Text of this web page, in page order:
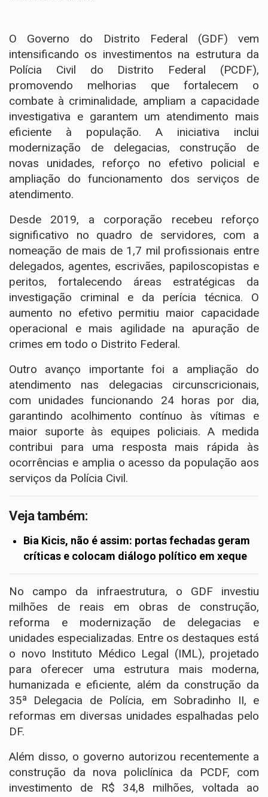
O Governo do Distrito Federal (GDF) vem
intensificando os investimentos na estrutura da
Polícia Civil do Distrito Federal (PCDF),
promovendo melhorias que fortalecem o
combate à criminalidade, ampliam a capacidade
investigativa e garantem um atendimento mais
eficiente à população. A iniciativa inclui
modernização de delegacias, construção de
novas unidades, reforço no efetivo policial e
ampliação do funcionamento dos serviços de
atendimento.
Desde 2019, a corporação recebeu reforço
significativo no quadro de servidores, com a
nomeação de mais de 1,7 mil profissionais entre
delegados, agentes, escrivães, papiloscopistas e
peritos, fortalecendo áreas estratégicas da
investigação criminal e da perícia técnica. O
aumento no efetivo permitiu maior capacidade
operacional e mais agilidade na apuração de
crimes em todo o Distrito Federal.
Outro avanço importante foi a ampliação do
atendimento nas delegacias circunscricionais,
com unidades funcionando 24 horas por dia,
garantindo acolhimento contínuo às vítimas e
maior suporte às equipes policiais. A medida
contribui para uma resposta mais rápida às
ocorrências e amplia o acesso da população aos
serviços da Polícia Civil.
Veja também:
Bia Kicis, não é assim: portas fechadas geram
críticas e colocam diálogo político em xeque
No campo da infraestrutura, o GDF investiu
milhões de reais em obras de construção,
reforma e modernização de delegacias e
unidades especializadas. Entre os destaques está
o novo Instituto Médico Legal (IML), projetado
para oferecer uma estrutura mais moderna,
humanizada e eficiente, além da construção da
35ª Delegacia de Polícia, em Sobradinho II, e
reformas em diversas unidades espalhadas pelo
DF.
Além disso, o governo autorizou recentemente a
construção da nova policlínica da PCDF, com
investimento de R$ 34,8 milhões, voltada ao